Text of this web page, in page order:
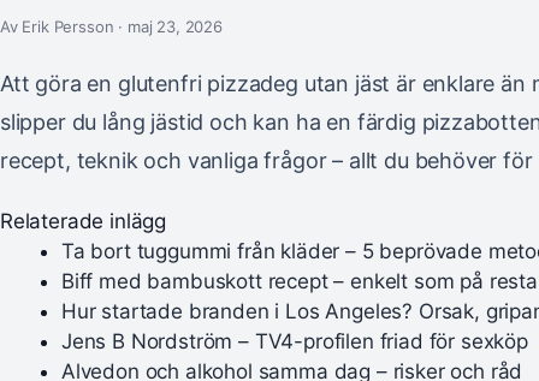
Av Erik Persson · maj 23, 2026
Att göra en glutenfri pizzadeg utan jäst är enklare än
slipper du lång jästid och kan ha en färdig
recept, teknik och vanliga frågor – allt du behöver
Relaterade inlägg
Ta bort tuggummi från kläder – 5 beprövade
Biff med bambuskott recept – enkelt som på
Hur startade branden i Los Angeles? Orsak,
Jens B Nordström – TV4-profilen friad för sexköp
Alvedon och alkohol samma dag – risker och råd